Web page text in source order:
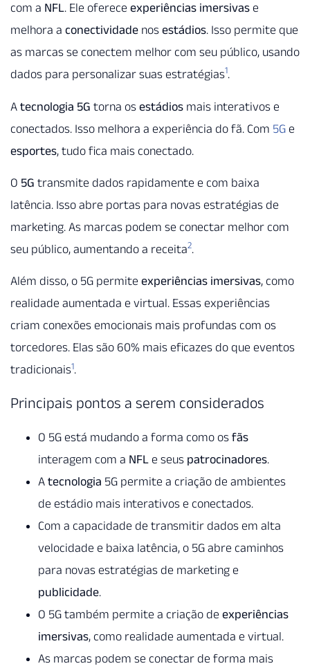
com a NFL. Ele oferece experiências imersivas e
melhora a conectividade nos estádios. Isso permite que
as marcas se conectem melhor com seu público, usando
dados para personalizar suas estratégias1.
A tecnologia 5G torna os estádios mais interativos e
conectados. Isso melhora a experiência do fã. Com 5G e
esportes, tudo fica mais conectado.
O 5G transmite dados rapidamente e com baixa
latência. Isso abre portas para novas estratégias de
marketing. As marcas podem se conectar melhor com
seu público, aumentando a receita2.
Além disso, o 5G permite experiências imersivas, como
realidade aumentada e virtual. Essas experiências
criam conexões emocionais mais profundas com os
torcedores. Elas são 60% mais eficazes do que eventos
tradicionais1.
Principais pontos a serem considerados
O 5G está mudando a forma como os fãs
interagem com a NFL e seus patrocinadores.
A tecnologia 5G permite a criação de ambientes
de estádio mais interativos e conectados.
Com a capacidade de transmitir dados em alta
velocidade e baixa latência, o 5G abre caminhos
para novas estratégias de marketing e
publicidade.
O 5G também permite a criação de experiências
imersivas, como realidade aumentada e virtual.
As marcas podem se conectar de forma mais